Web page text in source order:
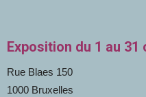
Exposition du 1 au 31
Rue Blaes 150
1000 Bruxelles